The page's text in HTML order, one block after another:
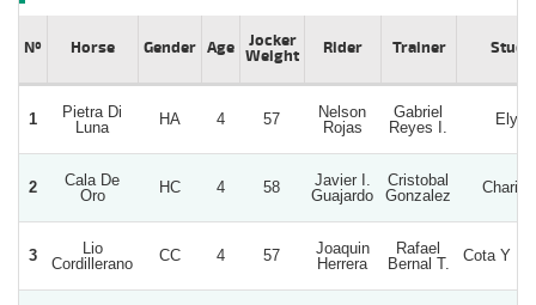
Nº Horse Gender Age
Jocker
Weight
Rider Trainer Stud
1
Pietra Di
Luna
HA 4 57
Nelson
Rojas
Gabriel
Reyes I.
Ely
2
Cala De
Oro
HC 4 58
Javier I.
Guajardo
Cristobal
Gonzalez
Charito
3
Lio
Cordillerano
CC 4 57
Joaquin
Herrera
Rafael
Bernal T.
Cota Y